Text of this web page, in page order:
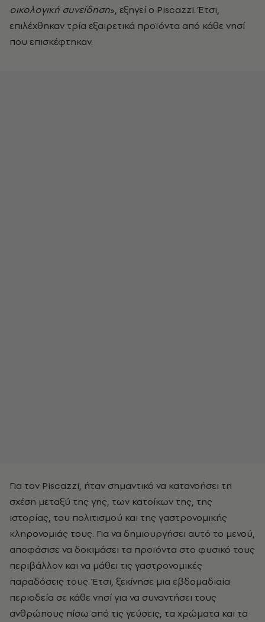
οικολογική συνείδηση», εξηγεί ο Piscazzi. Έτσι,
επιλέχθηκαν τρία εξαιρετικά προϊόντα από κάθε νησί
που επισκέφτηκαν.
Για τον Piscazzi, ήταν σημαντικό να κατανοήσει τη
σχέση μεταξύ της γης, των κατοίκων της, της
ιστορίας, του πολιτισμού και της γαστρονομικής
κληρονομιάς τους. Για να δημιουργήσει αυτό το μενού,
αποφάσισε να δοκιμάσει τα προϊόντα στο φυσικό τους
περιβάλλον και να μάθει τις γαστρονομικές
παραδόσεις τους. Έτσι, ξεκίνησε μια εβδομαδιαία
περιοδεία σε κάθε νησί για να συναντήσει τους
ανθρώπους πίσω από τις γεύσεις, τα χρώματα και τα